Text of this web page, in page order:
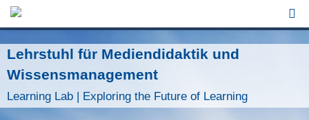
Lehrstuhl für Mediendidaktik und
Wissensmanagement
Learning Lab | Exploring the Future of Learning